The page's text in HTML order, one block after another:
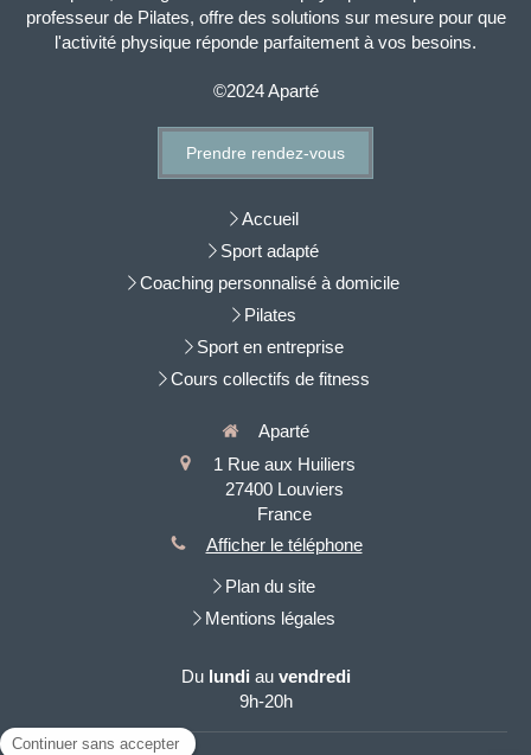
professeur de Pilates, offre des solutions sur mesure pour que
l'activité physique réponde parfaitement à vos besoins.
©2024 Aparté
Prendre rendez-vous
Accueil
Sport adapté
Coaching personnalisé à domicile
Pilates
Sport en entreprise
Cours collectifs de fitness
Aparté
1 Rue aux Huiliers
27400 Louviers
France
Afficher le téléphone
Plan du site
Mentions légales
Du lundi au vendredi
9h-20h